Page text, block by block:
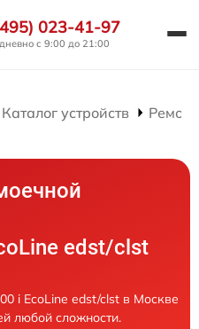
023-41-97
с 9:00 до 21:00
Каталог устройств
edst/clst
i EcoLine edst/clst в Москве
любой сложности.